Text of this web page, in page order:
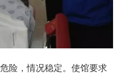
险，情况稳定。使馆要求